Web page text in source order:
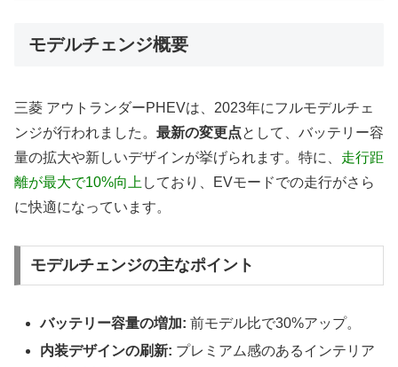
モデルチェンジ概要
三菱 アウトランダーPHEVは、2023年にフルモデルチェ
ンジが行われました。 最新の変更点として、バッテリー容
量の拡大や新しいデザインが挙げられます。特に、 走行距
離が最大で10%向上 しており、EVモードでの走行がさら
に快適になっています。
モデルチェンジの主なポイント
バッテリー容量の増加: 前モデル比で30%アップ。
内装デザインの刷新: プレミアム感のあるインテリア